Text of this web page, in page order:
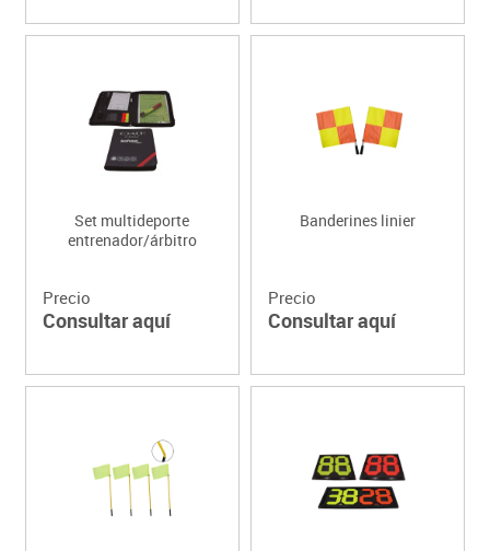
Set multideporte
entrenador/árbitro
Precio
Consultar aquí
Banderines linier
Precio
Consultar aquí